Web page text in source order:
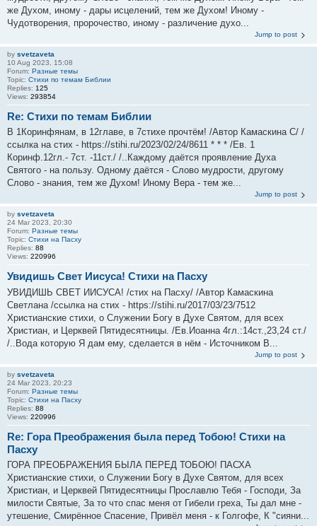
же Духом, иному - дары исцелений, тем же Духом! Иному -
Чудотворения, пророчество, иному - различение духо...
Jump to post
by svetzaveta
10 Aug 2023, 15:08
Forum: Разные темы
Topic: Стихи по темам Библии
Replies: 125
Views: 293854
Re: Стихи по темам Библии
В 1Коринфянам, в 12главе, в 7стихе прочтём! /Автор Камаскина С/ /
ссылка на стих - https://stihi.ru/2023/02/24/8611 * * * /Ев. 1
Коринф.12гл.- 7ст. -11ст./ /..Каждому даётся проявление Духа
Святого - на пользу. Одному даётся - Слово мудрости, другому
Слово - знания, тем же Духом! Иному Вера - тем же...
Jump to post
by svetzaveta
24 Mar 2023, 20:30
Forum: Разные темы
Topic: Стихи на Пасху
Replies: 88
Views: 220996
Увидишь Свет Иисуса! Стихи на Пасху
УВИДИШЬ СВЕТ ИИСУСА! /стих на Пасху/ /Автор Камаскина
Светлана /ссылка на стих - https://stihi.ru/2017/03/23/7512
Христианские стихи, о Служении Богу в Духе Святом, для всех
Христиан, и Церквей Пятидесятницы. /Ев.Иоанна 4гл.:14ст.,23,24 ст./
/..Вода которую Я дам ему, сделается в нём - Источником В...
Jump to post
by svetzaveta
24 Mar 2023, 20:23
Forum: Разные темы
Topic: Стихи на Пасху
Replies: 88
Views: 220996
Re: Гора Преображения была перед Тобою! Стихи на
Пасху
ГОРА ПРЕОБРАЖЕНИЯ БЫЛА ПЕРЕД ТОБОЮ! ПАСХА
Христианские стихи, о Служении Богу в Духе Святом, для всех
Христиан, и Церквей Пятидесятницы Прославлю Тебя - Господи, За
милости Святые, За то что спас меня от Гибели греха, Ты дал мне -
утешение, Смирённое Спасение, Привёл меня - к Голгофе, К "сияни...